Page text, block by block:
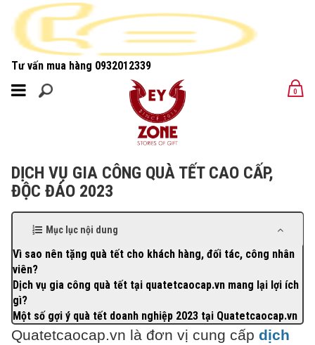
Tư vấn mua hàng 0932012339
MENU 0
DỊCH VỤ GIA CÔNG QUÀ TẾT CAO CẤP,
ĐỘC ĐÁO 2023
Mục lục nội dung
Vì sao nên tặng quà tết cho khách hàng, đối tác, công nhân
viên?
Dịch vụ gia công quà tết tại quatetcaocap.vn mang lại lợi ích
gì?
Một số gợi ý quà tết doanh nghiệp 2023 tại Quatetcaocap.vn
Quatetcaocap.vn là đơn vị cung cấp dịch